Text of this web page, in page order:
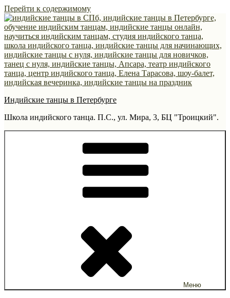
Перейти к содержимому
Индийские танцы в Петербурге
Школа индийского танца. П.С., ул. Мира, 3, БЦ "Троицкий".
Меню